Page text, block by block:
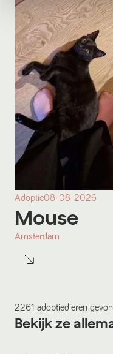
Adoptie08-08-2026
Mouse
Amsterdam
2261 adoptiedieren
Bekijk ze